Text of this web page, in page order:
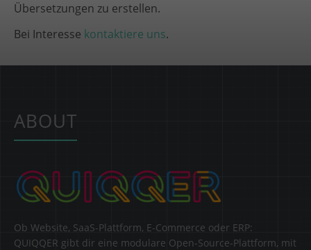
Übersetzungen zu erstellen.
Bei Interesse kontaktiere uns.
ABOUT
Ob Website, SaaS-Plattform, E-Commerce oder ERP:
QUIQQER gibt dir eine modulare Open-Source-Plattform, mit